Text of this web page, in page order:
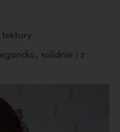
tektury
solidnie i z